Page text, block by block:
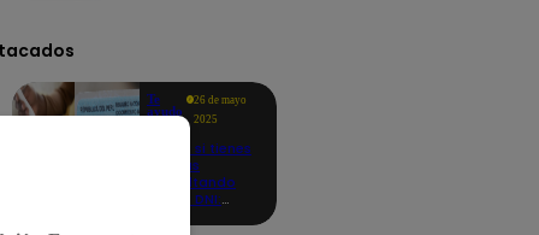
Te
ayudo
26 de mayo
2025
Revisa si tienes
deudas
consultando
con tu DNI: